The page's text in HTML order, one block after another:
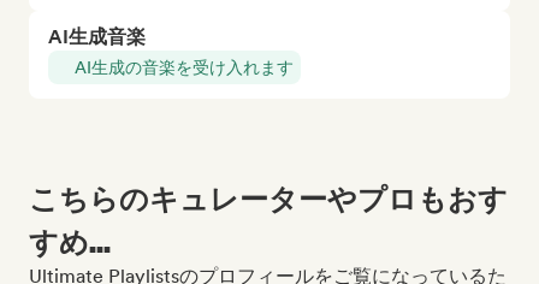
AI生成音楽
AI生成の音楽を受け入れます
こちらのキュレーターやプロもおす
すめ...
Ultimate Playlistsのプロフィールをご覧になっているた